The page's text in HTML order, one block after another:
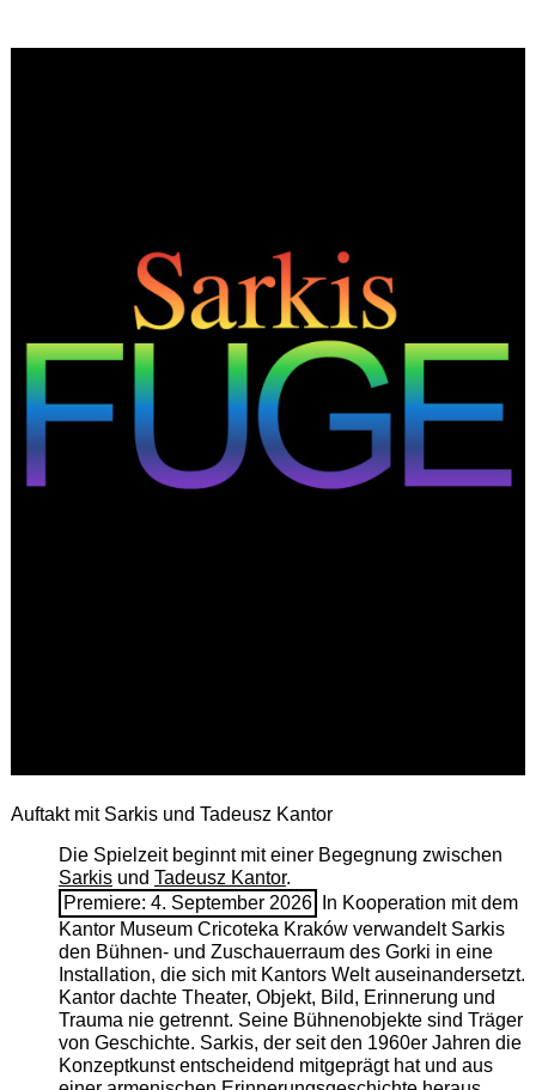
Auftakt mit Sarkis und Tadeusz Kantor
Die Spielzeit beginnt mit einer Begegnung zwischen
Sarkisund Tadeusz Kantor.
Premiere: 4. September 2026
In Kooperation mit dem
Kantor Museum Cricoteka Kraków verwandelt Sarkis
den Bühnen- und Zuschauerraum des Gorki in eine
Installation, die sich mit Kantors Welt auseinandersetzt.
Kantor dachte Theater, Objekt, Bild, Erinnerung und
Trauma nie getrennt. Seine Bühnenobjekte sind Träger
von Geschichte. Sarkis, der seit den 1960er Jahren die
Konzeptkunst entscheidend mitgeprägt hat und aus